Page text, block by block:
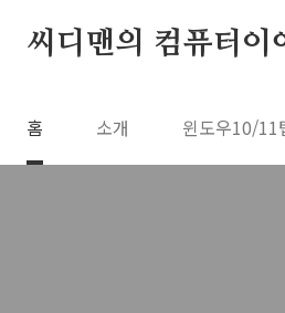
씨디맨의 컴퓨터이
홈 소개 윈도우10/11